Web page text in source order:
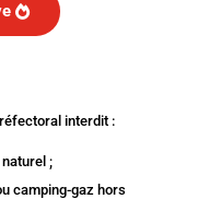
interdit :
;
camping-gaz hors